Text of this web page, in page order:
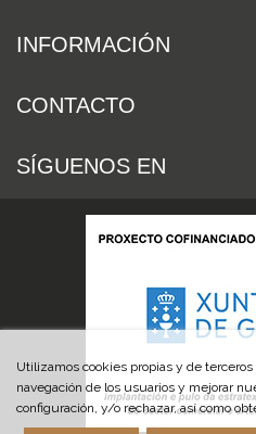
INFORMACIÓN
CONTACTO
SÍGUENOS EN
Utilizamos cookies propias y de
navegación de los usuarios y mejorar
configuración, y/o rechazar, así como